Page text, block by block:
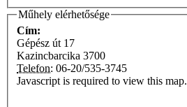
Műhely elérhetősége
Cím:
Gépész út 17
Kazincbarcika 3700
Telefon: 06-20/535-3745
Javascript is required to view this map.